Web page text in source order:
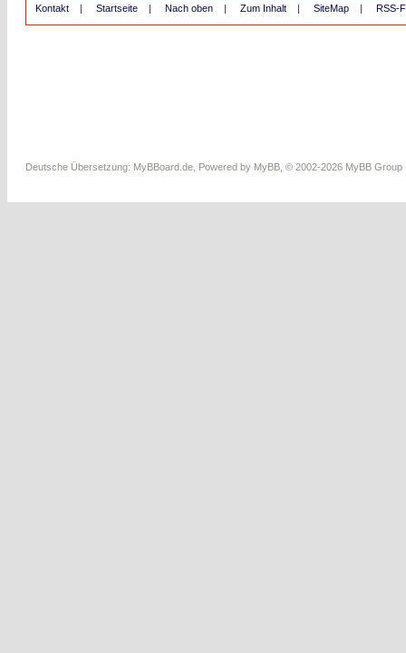
Kontakt | Startseite | Nach oben | Zum Inhalt | SiteMap | RSS-
Deutsche Übersetzung: MyBBoard.de , Powered by MyBB , © 2002-2026 MyBB Group